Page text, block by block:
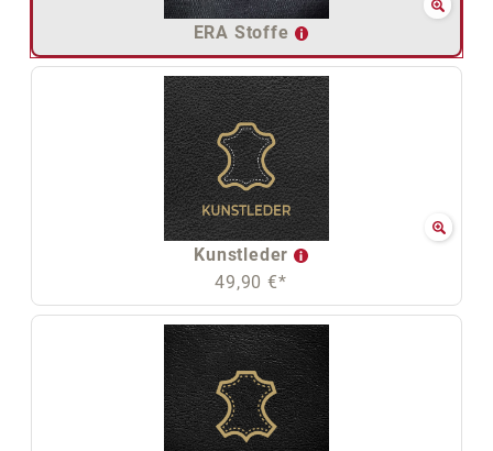
ERA Stoffe
Kunstleder
49,90 €*